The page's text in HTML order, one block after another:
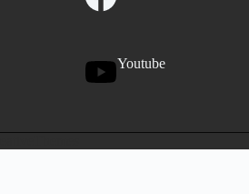
Youtube